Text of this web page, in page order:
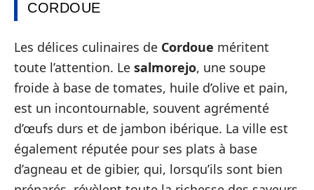
CORDOUE
Les délices culinaires de Cordoue méritent
toute l’attention. Le salmorejo, une soupe
froide à base de tomates, huile d’olive et pain,
est un incontournable, souvent agrémenté
d’œufs durs et de jambon ibérique. La ville est
également réputée pour ses plats à base
d’agneau et de gibier, qui, lorsqu’ils sont bien